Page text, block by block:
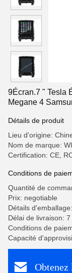
9Écran.7 " Tesla
Megane 4
Détails de produit
Lieu d'origine:
Nom de marque:
Certification: CE,
Conditions de
Quantité de
Prix: negotiable
Détails
Délai de livraison:
Conditions de
Capacité